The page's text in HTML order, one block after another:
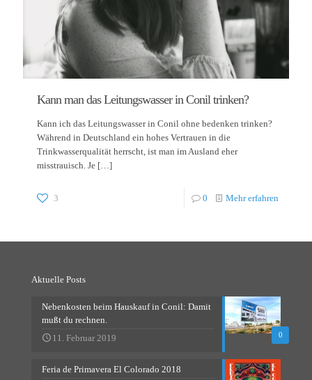
Kann man das Leitungswasser in Conil trinken?
Kann ich das Leitungswasser in Conil ohne bedenken trinken?
Während in Deutschland ein hohes Vertrauen in die
Trinkwasserqualität herrscht, ist man im Ausland eher
misstrauisch. Je […]
3 0 Mehr erfahren
Aktuelle Posts
0
Nebenkosten beim Hauskauf in Conil: Damit
mußt du rechnen.
11. Februar 2019
Feria de Primavera El Colorado 2018